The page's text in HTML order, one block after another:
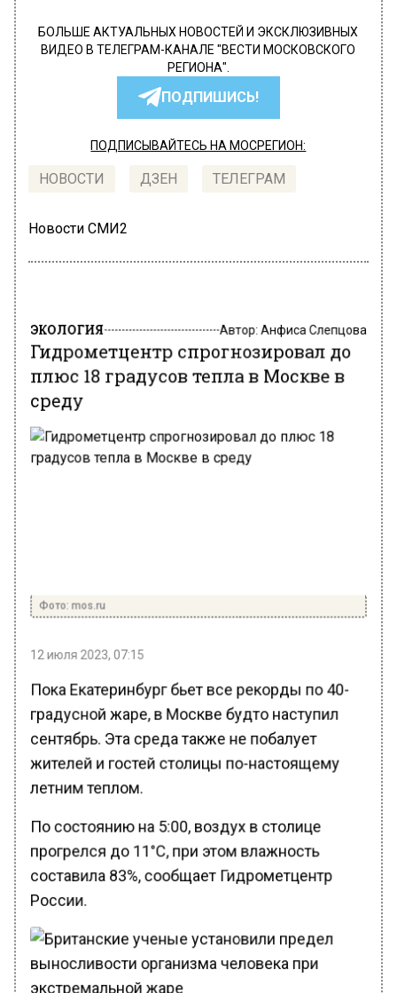
БОЛЬШЕ АКТУАЛЬНЫХ НОВОСТЕЙ И ЭКСКЛЮЗИВНЫХ
ВИДЕО В ТЕЛЕГРАМ-КАНАЛЕ "ВЕСТИ МОСКОВСКОГО
РЕГИОНА".
ПОДПИШИСЬ!
ПОДПИСЫВАЙТЕСЬ НА МОСРЕГИОН:
НОВОСТИ ДЗЕН ТЕЛЕГРАМ
Новости СМИ2
ЭКОЛОГИЯ
Гидрометцентр спрогнозировал до
плюс 18 градусов тепла в Москве в
среду
Фото: mos.ru
12 июля 2023, 07:15
Пока Екатеринбург бьет все рекорды по 40-
градусной жаре, в Москве будто наступил
сентябрь. Эта среда также не побалует
жителей и гостей столицы по-настоящему
летним теплом.
По состоянию на 5:00, воздух в столице
прогрелся до 11°C, при этом влажность
составила 83%, сообщает Гидрометцентр
России.